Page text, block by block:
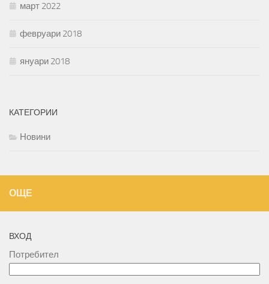
март 2022
февруари 2018
януари 2018
КАТЕГОРИИ
Новини
ОЩЕ
ВХОД
Потребител